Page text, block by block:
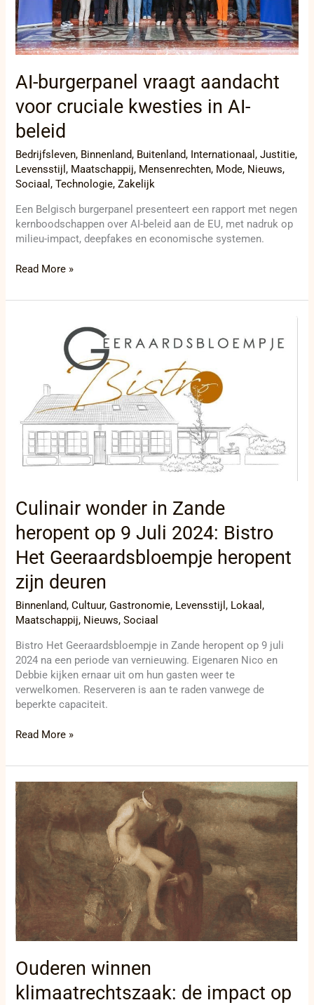
AI-burgerpanel vraagt aandacht
voor cruciale kwesties in AI-
beleid
Bedrijfsleven, Binnenland, Buitenland, Internationaal,Justitie,
Levensstijl, Maatschappij, Mensenrechten, Mode, Nieuws,
Sociaal,Technologie,Zakelijk
Een Belgisch burgerpanel presenteert een rapport met negen
kernboodschappen over AI-beleid aan de EU, met nadruk op
milieu-impact, deepfakes en economische systemen.
Read More »
Culinair wonder in Zande
heropent op 9 Juli 2024: Bistro
Het Geeraardsbloempje heropent
zijn deuren
Binnenland,Cultuur,Gastronomie, Levensstijl, Lokaal,
Maatschappij, Nieuws,Sociaal
Bistro Het Geeraardsbloempje in Zande heropent op 9 juli
2024 na een periode van vernieuwing. Eigenaren Nico en
Debbie kijken ernaar uit om hun gasten weer te
verwelkomen. Reserveren is aan te raden vanwege de
beperkte capaciteit.
heropent
Juli
2024:
Bistro
Het
heropent
zijn
deuren
Read More »
Ouderen winnen
klimaatrechtszaak: de impact op
Ouderen
winnen
klimaatrechtszaak:
de
impact
op
mensenrechten